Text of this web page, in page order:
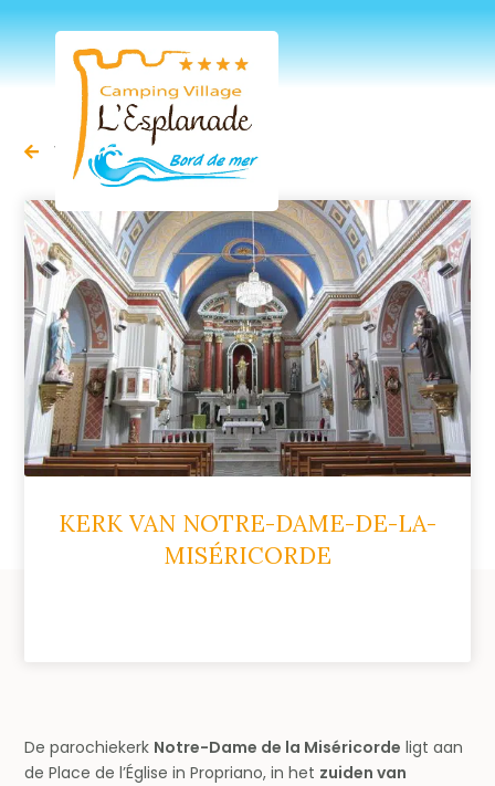
Vorige pagina
KERK VAN NOTRE-DAME-DE-LA-
MISÉRICORDE
De parochiekerk Notre-Dame de la Miséricorde ligt aan
de Place de l’Église in Propriano, in het zuiden van